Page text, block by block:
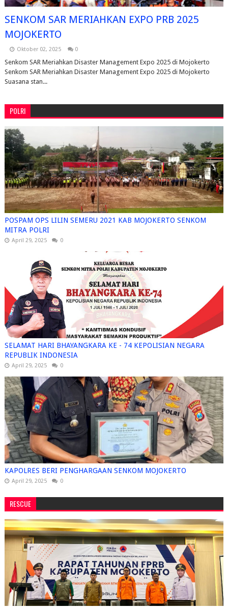
SENKOM SAR MERIAHKAN EXPO PRB 2025
MOJOKERTO
Oktober 02, 2025 0
Senkom SAR Meriahkan Disaster Management Expo 2025 di Mojokerto
Senkom SAR Meriahkan Disaster Management Expo 2025 di Mojokerto
Suasana stan...
POLRI
POSPAM OPS LILIN SEMERU 2021 KAB MOJOKERTO SENKOM
MITRA POLRI
April 29, 2025 0
SELAMAT HARI BHAYANGKARA KE - 74 KEPOLISIAN NEGARA
REPUBLIK INDONESIA
April 29, 2025 0
KAPOLRES BERI PENGHARGAAN SENKOM MOJOKERTO
April 29, 2025 0
RESCUE